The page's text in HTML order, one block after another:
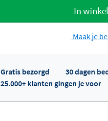
In
Toevoegen aan offerte
Offertes
Maak je
Gratis bezorgd 30 dagen
25.000+ klanten gingen je voor